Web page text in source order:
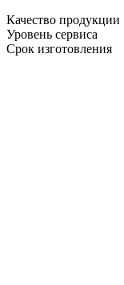
Качество продукции
Уровень сервиса
Срок изготовления